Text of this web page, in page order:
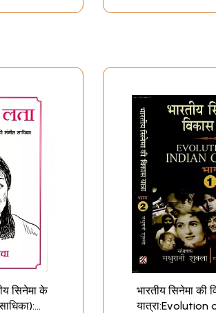
सिनेमा के
भारतीय सिनेमा की
यात्रा:Evolution